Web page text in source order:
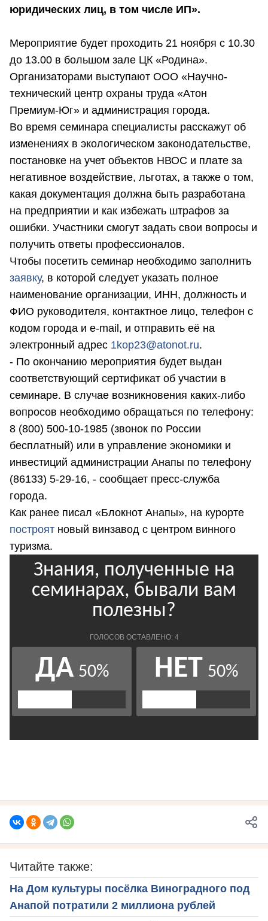
юридических лиц, в том числе ИП».
Мероприятие будет проходить 21 ноября с 10.30
до 13.00 в большом зале ЦК «Родина».
Организаторами выступают ООО «Научно-
технический центр охраны труда «Атон
Премиум-Юг» и администрация города.
Во время семинара специалисты расскажут об
изменениях в экологическом законодательстве,
постановке на учет объектов НВОС и плате за
негативное воздействие, льготах, а также о том,
какая документация должна быть разработана
на предприятии и как избежать штрафов за
ошибки. Участники смогут задать свои вопросы и
получить ответы профессионалов.
Чтобы посетить семинар необходимо заполнить
заявку, в которой следует указать полное
наименование организации, ИНН, должность и
ФИО руководителя, контактное лицо, телефон с
кодом города и e-mail, и отправить её на
электронный адрес 1kop23@atonot.ru.
- По окончанию мероприятия будет выдан
соответствующий сертификат об участии в
семинаре. В случае возникновения каких-либо
вопросов необходимо обращаться по телефону:
8 (800) 500-10-1985 (звонок по России
бесплатный) или в управление экономики и
инвестиций администрации Анапы по телефону
(86133) 5-29-16, - сообщает пресс-служба
города.
Как ранее писал «Блокнот Анапы», на курорте
построят новый винзавод с центром винного
туризма.
Читайте также:
На Дом культуры посёлка Виноградного под
Анапой потратили 2 миллиона рублей